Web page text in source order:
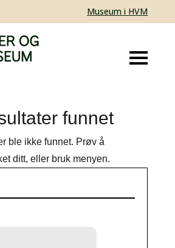
Museum i HVM
funnet
ble ikke funnet. Prøv å
ditt, eller bruk menyen.